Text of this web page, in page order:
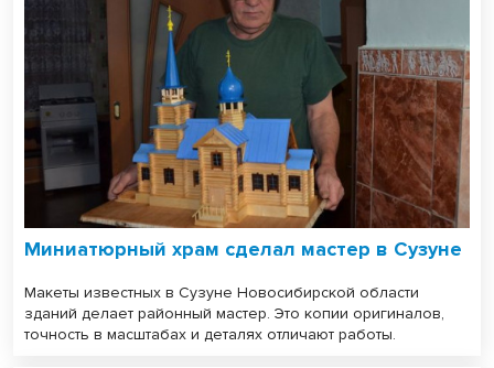
Миниатюрный храм сделал мастер в Сузуне
Макеты известных в Сузуне Новосибирской области
зданий делает районный мастер. Это копии оригиналов,
точность в масштабах и деталях отличают работы.